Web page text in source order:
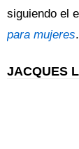
siguiendo el
para mujeres.
JACQUES